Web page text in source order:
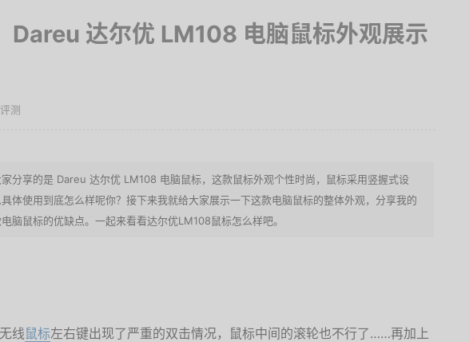
Dareu 达尔优 LM108 电脑鼠标外观展示
测
分享的是 Dareu 达尔优 LM108 电脑鼠标，这款鼠标外观个性时尚，鼠标采用竖握式设
体使用到底怎么样呢你？接下来我就给大家展示一下这款电脑鼠标的整体外观，分享我的
脑鼠标的优缺点。一起来看看达尔优LM108鼠标怎么样吧。
线鼠标左右键出现了严重的双击情况，鼠标中间的滚轮也不行了……再加上